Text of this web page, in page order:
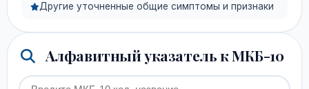
Другие уточненные общие симптомы и признаки
Алфавитный указатель к МКБ-10